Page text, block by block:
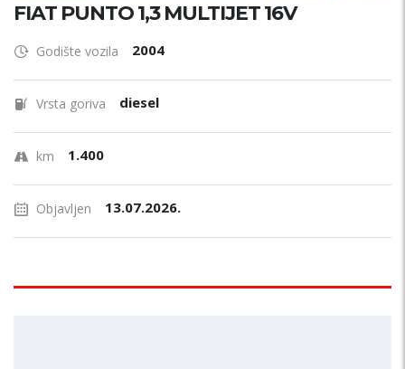
FIAT PUNTO 1,3 MULTIJET 16V
Godište vozila 2004
Vrsta goriva diesel
km 1.400
Objavljen 13.07.2026.